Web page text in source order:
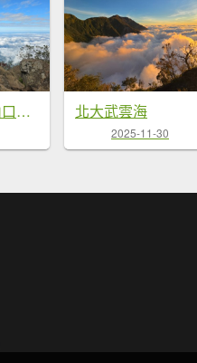
加里山（大坪登山口大O繞） 北大武雲海
2025-11-30